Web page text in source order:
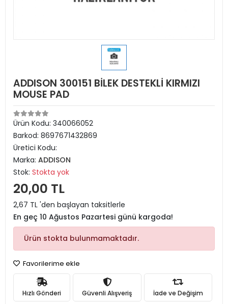
ADDISON 300151 BİLEK DESTEKLİ KIRMIZI
MOUSE PAD
Ürün Kodu: 340066052
Barkod: 8697671432869
Üretici Kodu:
Marka: ADDISON
Stok: Stokta yok
20,00 TL
2,67 TL 'den başlayan taksitlerle
En geç 10 Ağustos Pazartesi günü kargoda!
Ürün stokta bulunmamaktadır.
Favorilerime ekle
Hızlı Gönderi Güvenli Alışveriş İade ve Değişim